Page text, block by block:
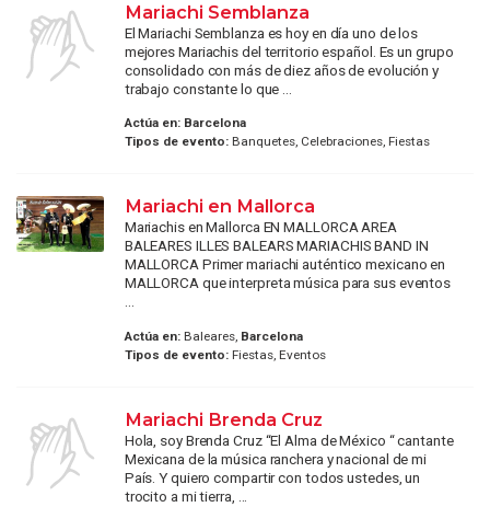
Mariachi Semblanza
El Mariachi Semblanza es hoy en día uno de los
mejores Mariachis del territorio español. Es un grupo
consolidado con más de diez años de evolución y
trabajo constante lo que ...
Actúa en: Barcelona
Tipos de evento:Banquetes, Celebraciones, Fiestas
Mariachi en Mallorca
Mariachis en Mallorca EN MALLORCA AREA
BALEARES ILLES BALEARS MARIACHIS BAND IN
MALLORCA Primer mariachi auténtico mexicano en
MALLORCA que interpreta música para sus eventos
...
Actúa en:Baleares, Barcelona
Tipos de evento:Fiestas, Eventos
Mariachi Brenda Cruz
Hola, soy Brenda Cruz “El Alma de México “ cantante
Mexicana de la música ranchera y nacional de mi
País. Y quiero compartir con todos ustedes, un
trocito a mi tierra, ...